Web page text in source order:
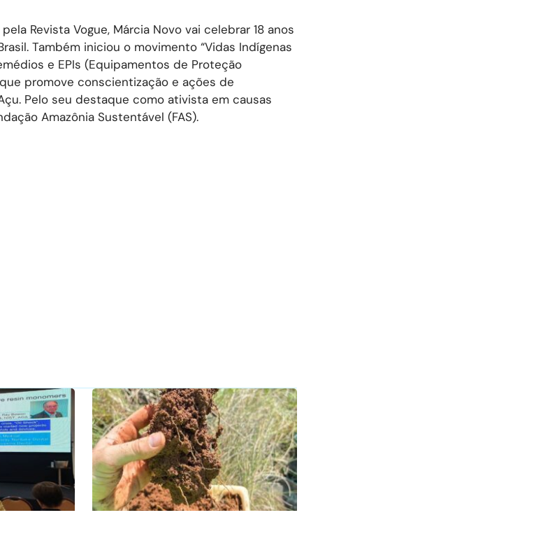
Revista Vogue, Márcia Novo vai celebrar 18 anos
Também iniciou o movimento “Vidas Indígenas
e EPIs (Equipamentos de Proteção
promove conscientização e ações de
Pelo seu destaque como ativista em causas
Amazônia Sustentável (FAS).